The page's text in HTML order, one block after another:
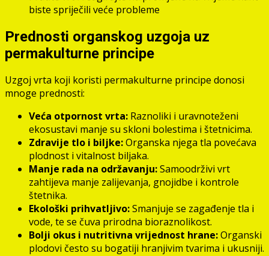
biste spriječili veće probleme
Prednosti organskog uzgoja uz
permakulturne principe
Uzgoj vrta koji koristi permakulturne principe donosi
mnoge prednosti:
Veća otpornost vrta: Raznoliki i uravnoteženi
ekosustavi manje su skloni bolestima i štetnicima.
Zdravije tlo i biljke:Organska njega tla povećava
plodnost i vitalnost biljaka.
Manje rada na održavanju:Samoodrživi vrt
zahtijeva manje zalijevanja, gnojidbe i kontrole
štetnika.
Ekološki prihvatljivo:Smanjuje se zagađenje tla i
vode, te se čuva prirodna bioraznolikost.
Bolji okus i nutritivna vrijednost hrane:Organski
plodovi često su bogatiji hranjivim tvarima i ukusniji.